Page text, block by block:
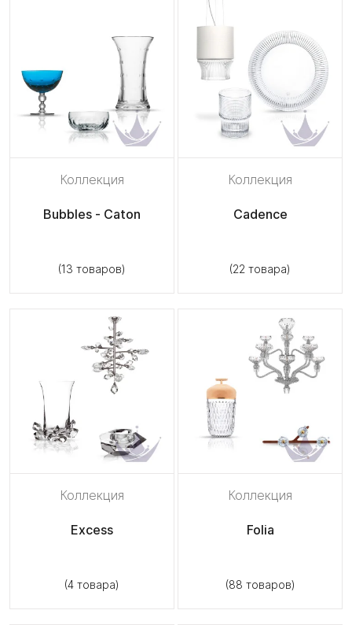
Коллекция
Bubbles - Caton
(13 товаров)
Коллекция
Cadence
(22 товара)
Коллекция
Excess
(4 товара)
Коллекция
Folia
(88 товаров)